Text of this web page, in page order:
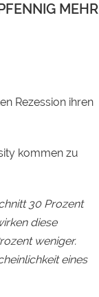
MEHR
Rezession ihren
kommen zu
30 Prozent
diese
weniger.
eines